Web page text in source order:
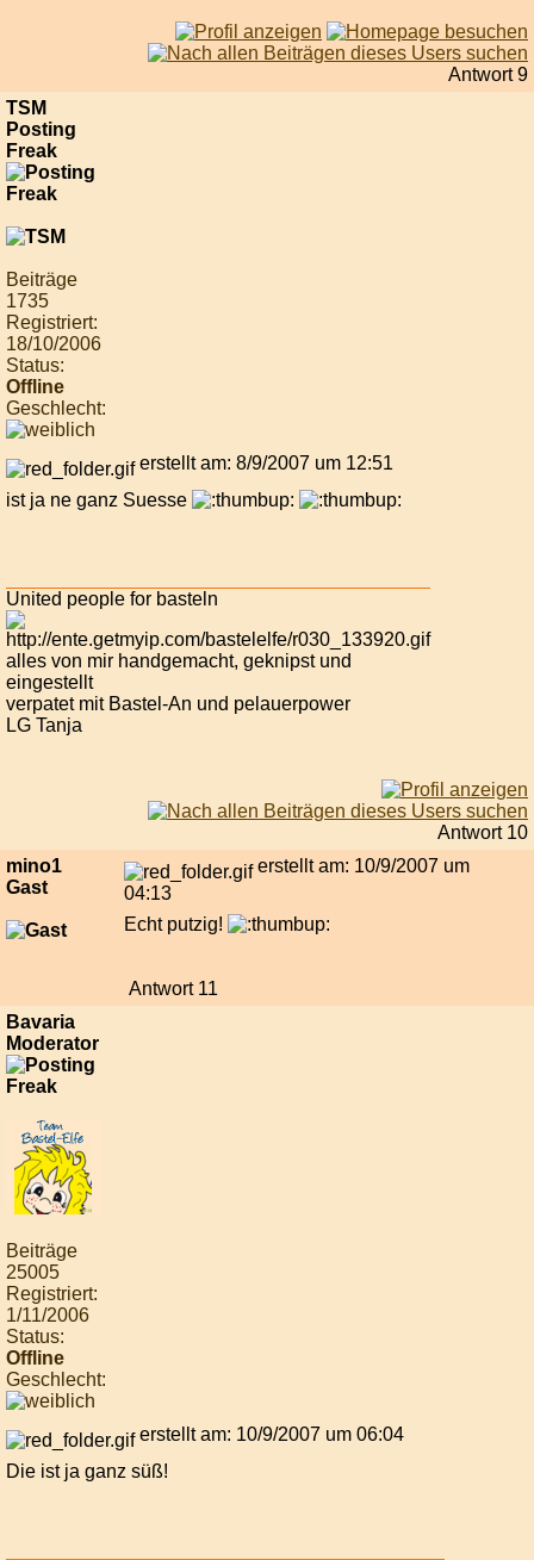
Antwort 9
TSM
Posting
Freak
Beiträge
1735
Registriert:
18/10/2006
Status:
Offline
Geschlecht:
erstellt am: 8/9/2007 um 12:51
ist ja ne ganz Suesse
United people for basteln
alles von mir handgemacht, geknipst und
eingestellt
verpatet mit Bastel-An und pelauerpower
LG Tanja
Antwort 10
mino1
Gast
erstellt am: 10/9/2007 um
04:13
Echt putzig!
Antwort 11
Bavaria
Moderator
Beiträge
25005
Registriert:
1/11/2006
Status:
Offline
Geschlecht:
erstellt am: 10/9/2007 um 06:04
Die ist ja ganz süß!